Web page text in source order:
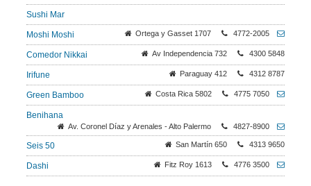
Sushi Mar
Moshi Moshi Ortega y Gasset 1707 4772-2005
Comedor Nikkai Av Independencia 732 4300 5848
Irifune Paraguay 412 4312 8787
Green Bamboo Costa Rica 5802 4775 7050
Benihana
Av. Coronel Díaz y Arenales - Alto Palermo 4827-8900
Seis 50 San Martín 650 4313 9650
Dashi Fitz Roy 1613 4776 3500